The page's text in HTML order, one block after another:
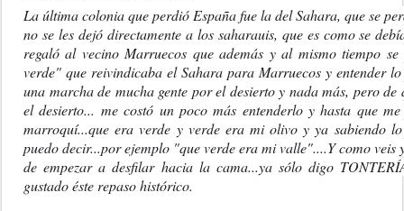
La última colonia que perdió España fue la del Sahara, que se
no se les dejó directamente a los saharauis, que es como se
regaló al vecino Marruecos que además y al mismo tiempo
verde" que reivindicaba el Sahara para Marruecos y entender
una marcha de mucha gente por el desierto y nada más, pero
el desierto... me costó un poco más entenderlo y hasta que
marroquí...que era verde y verde era mi olivo y ya sabiendo
puedo decir...por ejemplo "que verde era mi valle"....Y como veis
de empezar a desfilar hacia la cama...ya sólo digo
gustado éste repaso histórico.